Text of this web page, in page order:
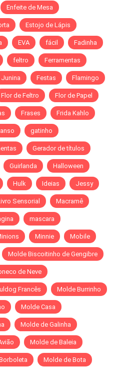
Enfeite de Mesa
Estojo de Lápis
EVA fácil Fadinha
feltro Ferramentas
Festas Flamingo
Flor de Feltro Flor de Papel
Frases Frida Kahlo
gatinho
Gerador de títulos
Guirlanda Halloween
Hulk Ideias Jessy
Sensorial Macramê
mascara
Minnie Mobile
Molde Biscoitinho de Gengibre
de Neve
Francês Molde Burrinho
Molde Casa
Molde de Galinha
Molde de Baleia
Molde de Bota